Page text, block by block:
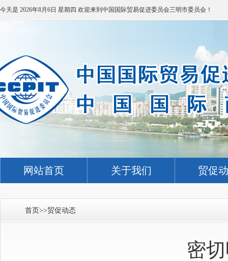
今天是 2026年8月6日 星期四 欢迎来到中国国际贸易促进委员会三明市委员会！
网站首页 关于我们 贸促
首页>>贸促动态
密